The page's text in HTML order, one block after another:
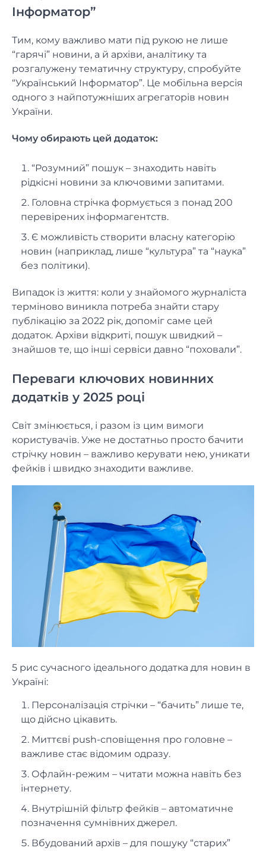
Інформатор”
Тим, кому важливо мати під рукою не лише
“гарячі” новини, а й архіви, аналітику та
розгалужену тематичну структуру, спробуйте
“Український Інформатор”. Це мобільна версія
одного з найпотужніших агрегаторів новин
України.
Чому обирають цей додаток:
“Розумний” пошук – знаходить навіть
рідкісні новини за ключовими запитами.
Головна стрічка формується з понад 200
перевірених інформагентств.
Є можливість створити власну категорію
новин (наприклад, лише “культура” та “наука”
без політики).
Випадок із життя: коли у знайомого журналіста
терміново виникла потреба знайти стару
публікацію за 2022 рік, допоміг саме цей
додаток. Архіви відкриті, пошук швидкий –
знайшов те, що інші сервіси давно “поховали”.
Переваги ключових новинних
додатків у 2025 році
Світ змінюється, і разом із цим вимоги
користувачів. Уже не достатньо просто бачити
стрічку новин – важливо керувати нею, уникати
фейків і швидко знаходити важливе.
5 рис сучасного ідеального додатка для новин в
Україні:
Персоналізація стрічки – “бачить” лише те,
що дійсно цікавить.
Миттєві push-сповіщення про головне –
важливе стає відомим одразу.
Офлайн-режим – читати можна навіть без
інтернету.
Внутрішній фільтр фейків – автоматичне
позначення сумнівних джерел.
Вбудований архів – для пошуку “старих”